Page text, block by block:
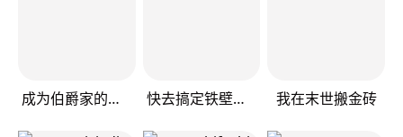
成为伯爵家的废物 快去搞定铁壁皇帝！ 我在末世搬金砖